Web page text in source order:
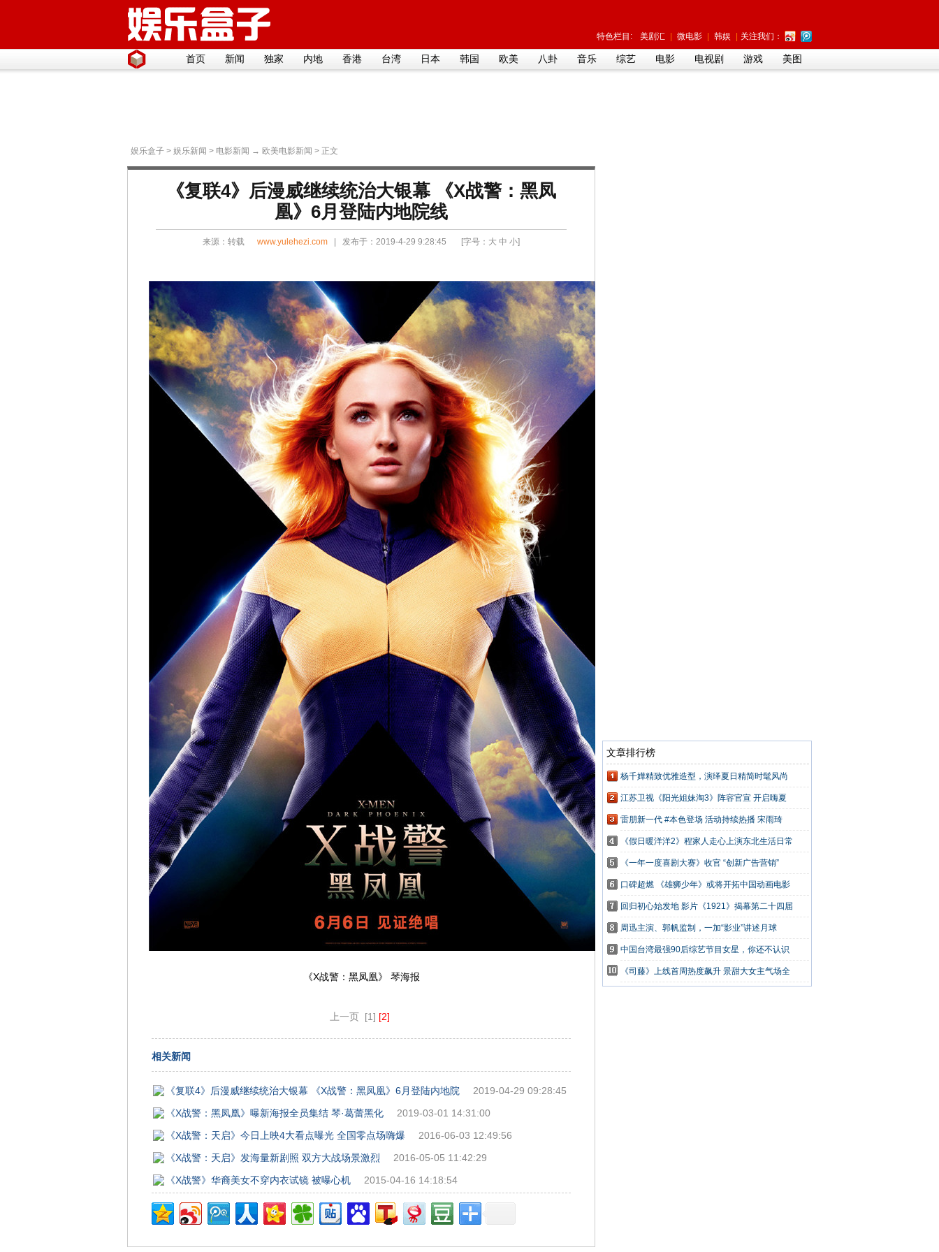
特色栏目: 美剧汇 微电影 韩娱 关注我们：
首页 新闻 独家 内地 香港 台湾 日本 韩国 欧美 八卦 音乐 综艺 电影 电视剧 游戏 美图
娱乐盒子 > 娱乐新闻 > 电影新闻 → 欧美电影新闻 > 正文
《复联4》后漫威继续统治大银幕 《X战警：黑凤
凰》6月登陆内地院线
来源： 转载 www.yulehezi.com | 发布于：2019-4-29 9:28:45 [字号： 大 中 小]
《X战警：黑凤凰》 琴海报
上一页 [1] [2]
相关新闻
《复联4》后漫威继续统治大银幕 《X战警：黑凤凰》6月登陆内地院
2019-04-29 09:28:45
《X战警：黑凤凰》曝新海报全员集结 琴·葛蕾黑化
2019-03-01 14:31:00
《X战警：天启》今日上映4大看点曝光 全国零点场嗨爆
2016-06-03 12:49:56
《X战警：天启》发海量新剧照 双方大战场景激烈
2016-05-05 11:42:29
《X战警》华裔美女不穿内衣试镜 被曝心机
2015-04-16 14:18:54